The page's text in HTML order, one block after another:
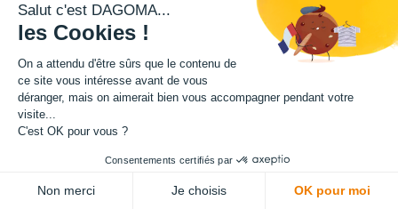
Salut c'est DAGOMA...
les Cookies !
On a attendu d'être sûrs que le contenu de
ce site vous intéresse avant de vous
déranger, mais on aimerait bien vous accompagner pendant votre
visite...
C'est OK pour vous ?
Consentements certifiés par
Non merci Je choisis OK pour moi